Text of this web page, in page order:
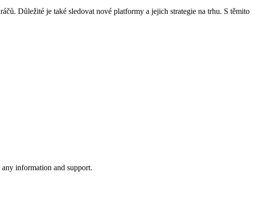
Důležité je také sledovat nové platformy a jejich strategie na trhu. S těmito
information and support.